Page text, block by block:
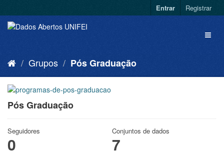
Entrar Registrar
Grupos Pós Graduação
Pós Graduação
Seguidores
0
Conjuntos de dados
7